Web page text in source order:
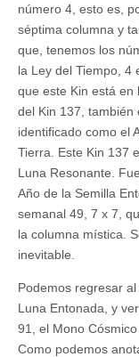
número 4, esto es,
séptima columna y
que, tenemos los
la Ley del Tiempo, 4
que este Kin está en
del Kin 137, también
identificado como el
Tierra. Este Kin 137
Luna Resonante.
Año de la Semilla
semanal 49, 7 x 7,
la columna mística.
inevitable.
Podemos regresar
Luna Entonada, y
91, el Mono
Como podemos